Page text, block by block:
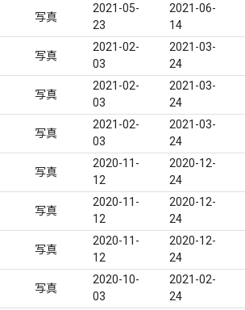
写真
2021-05-
23
2021-06-
14
写真
2021-02-
03
2021-03-
24
写真
2021-02-
03
2021-03-
24
写真
2021-02-
03
2021-03-
24
写真
2020-11-
12
2020-12-
24
写真
2020-11-
12
2020-12-
24
写真
2020-11-
12
2020-12-
24
写真
2020-10-
03
2021-02-
24